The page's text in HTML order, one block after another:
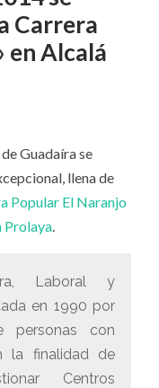
Carrera
en Alcalá
Guadaíra se
llena de
Popular El Naranjo
Prolaya
Laboral y
en 1990 por
personas con
la finalidad de
Centros